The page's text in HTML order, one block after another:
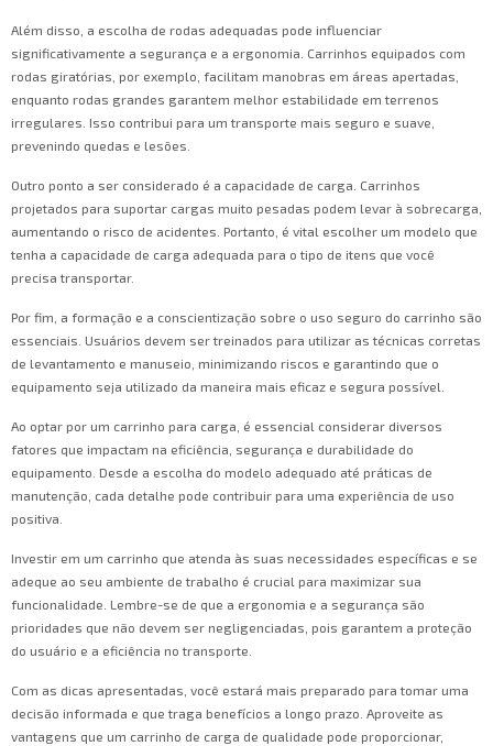
Além disso, a escolha de rodas adequadas pode influenciar
significativamente a segurança e a ergonomia. Carrinhos equipados com
rodas giratórias, por exemplo, facilitam manobras em áreas apertadas,
enquanto rodas grandes garantem melhor estabilidade em terrenos
irregulares. Isso contribui para um transporte mais seguro e suave,
prevenindo quedas e lesões.
Outro ponto a ser considerado é a capacidade de carga. Carrinhos
projetados para suportar cargas muito pesadas podem levar à sobrecarga,
aumentando o risco de acidentes. Portanto, é vital escolher um modelo que
tenha a capacidade de carga adequada para o tipo de itens que você
precisa transportar.
Por fim, a formação e a conscientização sobre o uso seguro do carrinho são
essenciais. Usuários devem ser treinados para utilizar as técnicas corretas
de levantamento e manuseio, minimizando riscos e garantindo que o
equipamento seja utilizado da maneira mais eficaz e segura possível.
Ao optar por um carrinho para carga, é essencial considerar diversos
fatores que impactam na eficiência, segurança e durabilidade do
equipamento. Desde a escolha do modelo adequado até práticas de
manutenção, cada detalhe pode contribuir para uma experiência de uso
positiva.
Investir em um carrinho que atenda às suas necessidades específicas e se
adeque ao seu ambiente de trabalho é crucial para maximizar sua
funcionalidade. Lembre-se de que a ergonomia e a segurança são
prioridades que não devem ser negligenciadas, pois garantem a proteção
do usuário e a eficiência no transporte.
Com as dicas apresentadas, você estará mais preparado para tomar uma
decisão informada e que traga benefícios a longo prazo. Aproveite as
vantagens que um carrinho de carga de qualidade pode proporcionar,